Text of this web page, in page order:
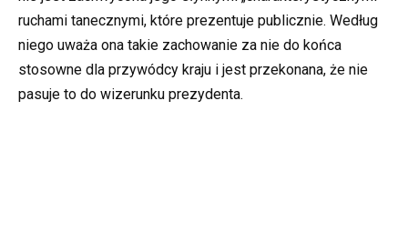
ruchami tanecznymi, które prezentuje publicznie. Według
niego uważa ona takie zachowanie za nie do końca
stosowne dla przywódcy kraju i jest przekonana, że nie
pasuje to do wizerunku prezydenta.